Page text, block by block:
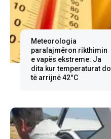
Meteorologia
paralajmëron rikthimin
e vapës ekstreme: Ja
dita kur temperaturat do
të arrijnë 42°C